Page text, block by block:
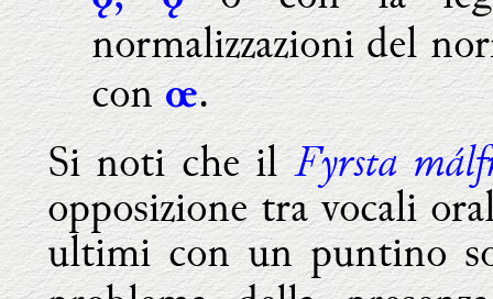
normalizzazioni del
conœ.
Si noti che ilFyrsta
opposizione tra vocali
ultimi con un puntino